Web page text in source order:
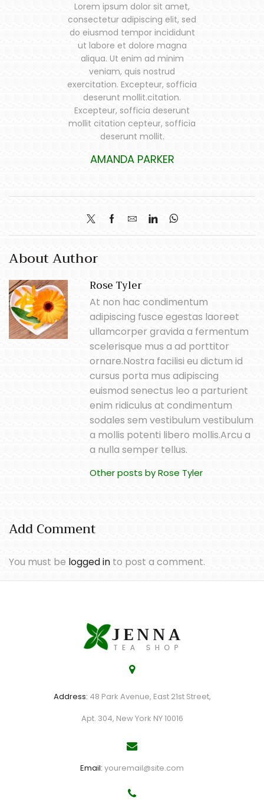
Lorem ipsum dolor sit amet,
consectetur adipiscing elit, sed
do eiusmod tempor incididunt
ut labore et dolore magna
aliqua. Ut enim ad minim
veniam, quis nostrud
exercitation. Excepteur, sofficia
deserunt mollit.citation.
Excepteur, sofficia deserunt
mollit citation cepteur, sofficia
deserunt mollit.
AMANDA PARKER
About Author
Rose Tyler
At non hac condimentum
adipiscing fusce egestas laoreet
ullamcorper gravida a fermentum
scelerisque mus a ad porttitor
ornare.Nostra facilisi eu dictum id
cursus porta mus adipiscing
euismod senectus leo a parturient
enim ridiculus at condimentum
sodales sem vestibulum vestibulum
a mollis potenti libero mollis.Arcu a
a nulla semper tellus.
Other posts by Rose Tyler
Add Comment
You must be logged in to post a comment.
Address: 48 Park Avenue, East 21st Street,
Apt. 304, New York NY 10016
Email: youremail@site.com